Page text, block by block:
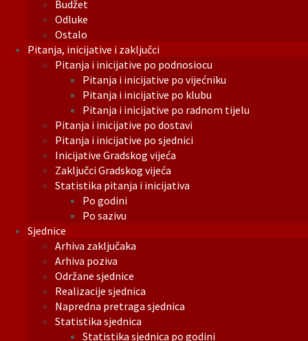
Budžet
Odluke
Ostalo
Pitanja, inicijative i zaključci
Pitanja i inicijative po podnosiocu
Pitanja i inicijative po vijećniku
Pitanja i inicijative po klubu
Pitanja i inicijative po radnom tijelu
Pitanja i inicijative po dostavi
Pitanja i inicijative po sjednici
Inicijative Gradskog vijeća
Zaključci Gradskog vijeća
Statistika pitanja i inicijativa
Po godini
Po sazivu
Sjednice
Arhiva zaključaka
Arhiva poziva
Održane sjednice
Realizacije sjednica
Napredna pretraga sjednica
Statistika sjednica
Statistika sjednica po godini